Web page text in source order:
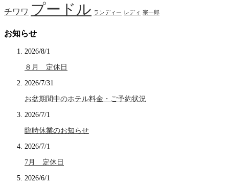
チワワ プードル ランディー レディ 宗一郎
お知らせ
2026/8/1
８月 定休日
2026/7/31
お盆期間中のホテル料金・ご予約状況
2026/7/1
臨時休業のお知らせ
2026/7/1
7月 定休日
2026/6/1